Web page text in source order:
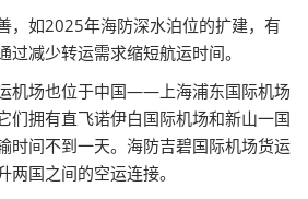
，如2025年海防深水泊位的扩建，有
过减少转运需求缩短航运时间。
机场也位于中国——上海浦东国际机场
们拥有直飞诺伊白国际机场和新山一国
时间不到一天。海防吉碧国际机场货运
国之间的空运连接。